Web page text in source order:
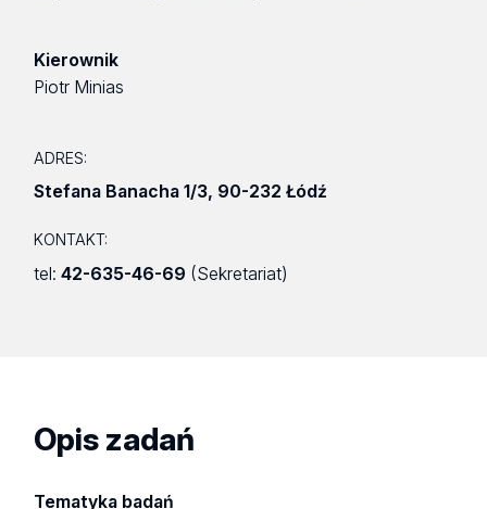
Kierownik
Piotr Minias
ADRES:
Stefana Banacha 1/3, 90-232 Łódź
KONTAKT:
tel:42-635-46-69 (Sekretariat)
Opis zadań
Tematyka badań